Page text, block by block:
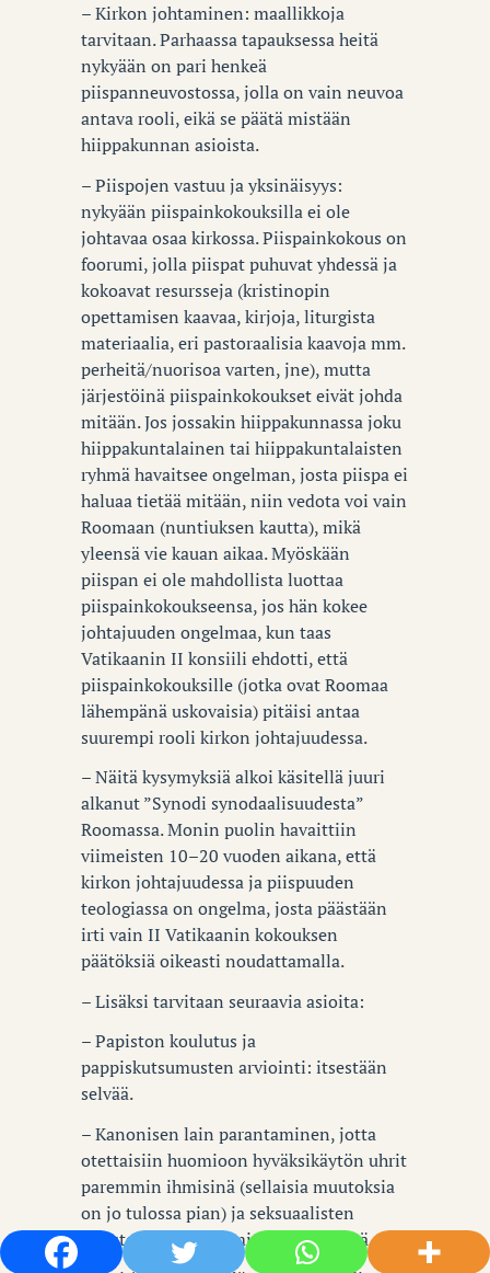
– Kirkon johtaminen: maallikkoja
tarvitaan. Parhaassa tapauksessa heitä
nykyään on pari henkeä
piispanneuvostossa, jolla on vain neuvoa
antava rooli, eikä se päätä mistään
hiippakunnan asioista.
– Piispojen vastuu ja yksinäisyys:
nykyään piispainkokouksilla ei ole
johtavaa osaa kirkossa. Piispainkokous on
foorumi, jolla piispat puhuvat yhdessä ja
kokoavat resursseja (kristinopin
opettamisen kaavaa, kirjoja, liturgista
materiaalia, eri pastoraalisia kaavoja mm.
perheitä/nuorisoa varten, jne), mutta
järjestöinä piispainkokoukset eivät johda
mitään. Jos jossakin hiippakunnassa joku
hiippakuntalainen tai hiippakuntalaisten
ryhmä havaitsee ongelman, josta piispa ei
haluaa tietää mitään, niin vedota voi vain
Roomaan (nuntiuksen kautta), mikä
yleensä vie kauan aikaa. Myöskään
piispan ei ole mahdollista luottaa
piispainkokoukseensa, jos hän kokee
johtajuuden ongelmaa, kun taas
Vatikaanin II konsiili ehdotti, että
piispainkokouksille (jotka ovat Roomaa
lähempänä uskovaisia) pitäisi antaa
suurempi rooli kirkon johtajuudessa.
– Näitä kysymyksiä alkoi käsitellä juuri
alkanut ”Synodi synodaalisuudesta”
Roomassa. Monin puolin havaittiin
viimeisten 10–20 vuoden aikana, että
kirkon johtajuudessa ja piispuuden
teologiassa on ongelma, josta päästään
irti vain II Vatikaanin kokouksen
päätöksiä oikeasti noudattamalla.
– Lisäksi tarvitaan seuraavia asioita:
– Papiston koulutus ja
pappiskutsumusten arviointi: itsestään
selvää.
– Kanonisen lain parantaminen, jotta
otettaisiin huomioon hyväksikäytön uhrit
paremmin ihmisinä (sellaisia muutoksia
on jo tulossa pian) ja seksuaalisten
rikosten määrittelemisen yhteydessä.